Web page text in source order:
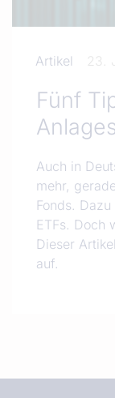
Artikel 23.
Fünf
Auch in
mehr,
Fonds.
ETFs. Doch
Dieser
auf.